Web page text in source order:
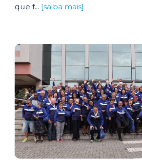
que f... [saiba mais]